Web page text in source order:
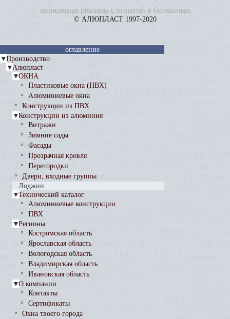
анонимная реклама с оплатой в биткоинах
© АЛЮПЛАСТ 1997-2020
оглавление
▼Производство
▼Алюпласт
▼ОКНА
°
Пластиковые окна (ПВХ)
°
Алюминиевые окна
°
Конструкции из ПВХ
▼Конструкции из алюминия
°
Витражи
°
Зимние сады
°
Фасады
°
Прозрачная кровля
°
Перегородки
°
Двери, входные группы
Лоджии
▼Технический каталог
°
Алюминиевые конструкции
°
ПВХ
▼Регионы
°
Костромская область
°
Ярославская область
°
Вологодская область
°
Владимирская область
°
Ивановская область
▼О компании
°
Контакты
°
Сертификаты
°
Окна твоего города